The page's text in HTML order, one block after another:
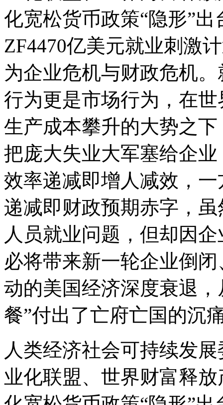
化宽松货币政策“隐形”
ZF4470亿美元就业刺激
为企业危机与财政危机
行为更是市场行为，在
生产成本攀升的大势之
把庞大失业大军塞给企
效率递减即增人减效，
递减即财政预期赤字，
人员就业问题，但却因
必将带来新一轮企业倒
动的美国经济深度衰退
餐”付出了亡府亡国的沉
人类经济社会可持续发
业化联盟、世界财富释